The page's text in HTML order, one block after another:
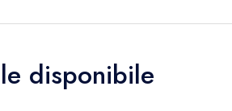
disponibile